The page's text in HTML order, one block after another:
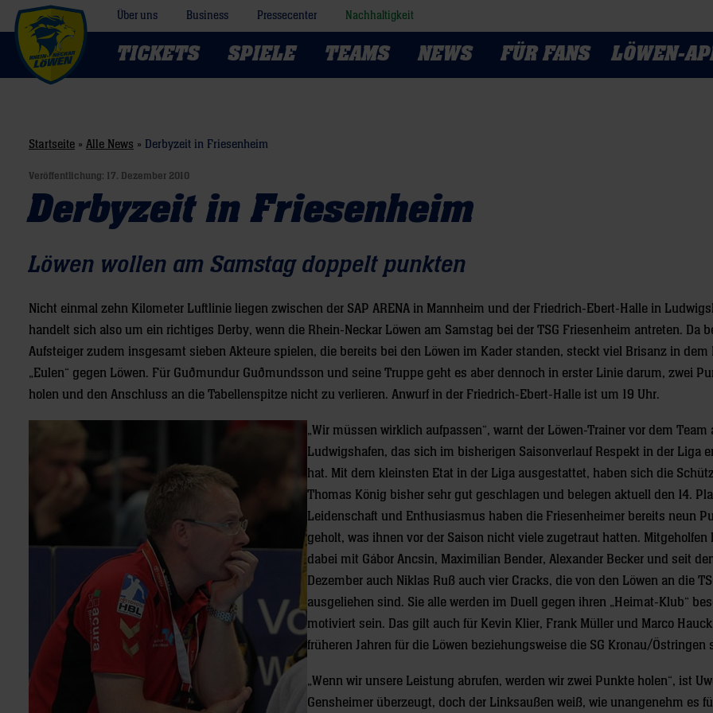
Über uns Business Pressecenter Nachhaltigkeit
TICKETS SPIELE TEAMS NEWS FÜR FANS LÖWEN-
Startseite » Alle News » Derbyzeit in Friesenheim
Veröffentlichung: 17. Dezember 2010
Derbyzeit in Friesenheim
Löwen wollen am Samstag doppelt punkten
Nicht einmal zehn Kilometer Luftlinie liegen zwischen der SAP ARENA in Mannheim und der Friedrich-Ebert-Halle in
handelt sich also um ein richtiges Derby, wenn die Rhein-Neckar Löwen am Samstag bei der TSG Friesenheim antreten. Da
Aufsteiger zudem insgesamt sieben Akteure spielen, die bereits bei den Löwen im Kader standen, steckt viel Brisanz in dem
„Eulen“ gegen Löwen. Für Guðmundur Guðmundsson und seine Truppe geht es aber dennoch in erster Linie darum, zwei
holen und den Anschluss an die Tabellenspitze nicht zu verlieren. Anwurf in der Friedrich-Ebert-Halle ist um 19 Uhr.
„Wir müssen wirklich aufpassen“, warnt der Löwen-Trainer vor dem Team
Ludwigshafen, das sich im bisherigen Saisonverlauf Respekt in der Liga
hat. Mit dem kleinsten Etat in der Liga ausgestattet, haben sich die
Thomas König bisher sehr gut geschlagen und belegen aktuell den 14.
Leidenschaft und Enthusiasmus haben die Friesenheimer bereits neun
geholt, was ihnen vor der Saison nicht viele zugetraut hatten. Mitgeholfen
dabei mit Gábor Ancsin, Maximilian Bender, Alexander Becker und seit
Dezember auch Niklas Ruß auch vier Cracks, die von den Löwen an die
ausgeliehen sind. Sie alle werden im Duell gegen ihren „Heimat-Klub“
motiviert sein. Das gilt auch für Kevin Klier, Frank Müller und Marco
früheren Jahren für die Löwen beziehungsweise die SG Kronau/Östringen
„Wenn wir unsere Leistung abrufen, werden wir zwei Punkte holen“, ist
Gensheimer überzeugt, doch der Linksaußen weiß, wie unangenehm es